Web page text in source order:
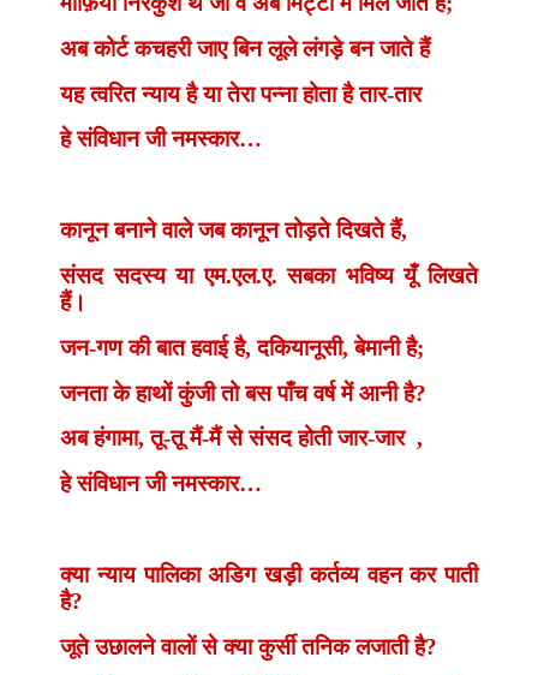
अब कोर्ट कचहरी जाए बिन लूले लंगड़े बन जाते हैं
यह त्वरित न्याय है या तेरा पन्ना होता है तार-तार
हे संविधान जी नमस्कार…
कानून बनाने वाले जब कानून तोड़ते दिखते हैं,
संसद सदस्य या एम.एल.ए. सबका भविष्य यूँ लिखते
हैं।
जन-गण की बात हवाई है,दकियानूसी,बेमानी है;
जनता के हाथों कुंजी तो बस पाँच वर्ष में आनी है?
अब हंगामा,तू-तू मैं-मैं से संसद होती जार-जार ,
हे संविधान जी नमस्कार…
क्या न्याय पालिका अडिग खड़ी कर्तव्य वहन कर पाती
है?
जूते उछालने वालों से क्या कुर्सी तनिक लजाती है?